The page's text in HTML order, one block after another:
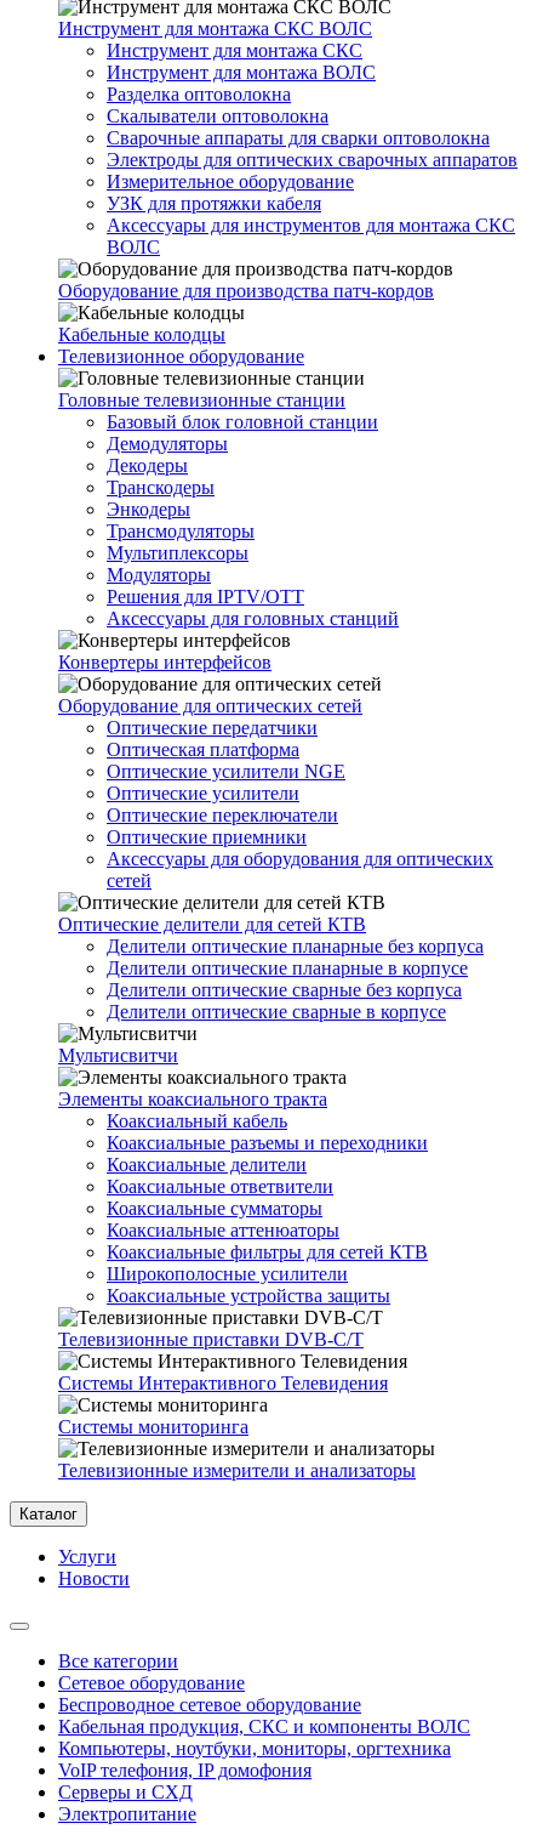
Инструмент для монтажа СКС ВОЛС
Инструмент для монтажа СКС
Инструмент для монтажа ВОЛС
Разделка оптоволокна
Скалыватели оптоволокна
Сварочные аппараты для сварки оптоволокна
Электроды для оптических сварочных аппаратов
Измерительное оборудование
УЗК для протяжки кабеля
Аксессуары для инструментов для монтажа СКС
ВОЛС
Оборудование для производства патч-кордов
Кабельные колодцы
Телевизионное оборудование
Головные телевизионные станции
Базовый блок головной станции
Демодуляторы
Декодеры
Транскодеры
Энкодеры
Трансмодуляторы
Мультиплексоры
Модуляторы
Решения для IPTV/OTT
Аксессуары для головных станций
Конвертеры интерфейсов
Оборудование для оптических сетей
Оптические передатчики
Оптическая платформа
Оптические усилители NGE
Оптические усилители
Оптические переключатели
Оптические приемники
Аксессуары для оборудования для оптических
сетей
Оптические делители для сетей КТВ
Делители оптические планарные без корпуса
Делители оптические планарные в корпусе
Делители оптические сварные без корпуса
Делители оптические сварные в корпусе
Мультисвитчи
Элементы коаксиального тракта
Коаксиальный кабель
Коаксиальные разъемы и переходники
Коаксиальные делители
Коаксиальные ответвители
Коаксиальные сумматоры
Коаксиальные аттенюаторы
Коаксиальные фильтры для сетей КТВ
Широкополосные усилители
Коаксиальные устройства защиты
Телевизионные приставки DVB-C/T
Системы Интерактивного Телевидения
Системы мониторинга
Телевизионные измерители и анализаторы
Каталог
Услуги
Новости
Все категории
Сетевое оборудование
Беспроводное сетевое оборудование
Кабельная продукция, СКС и компоненты ВОЛС
Компьютеры, ноутбуки, мониторы, оргтехника
VoIP телефония, IP домофония
Серверы и СХД
Электропитание